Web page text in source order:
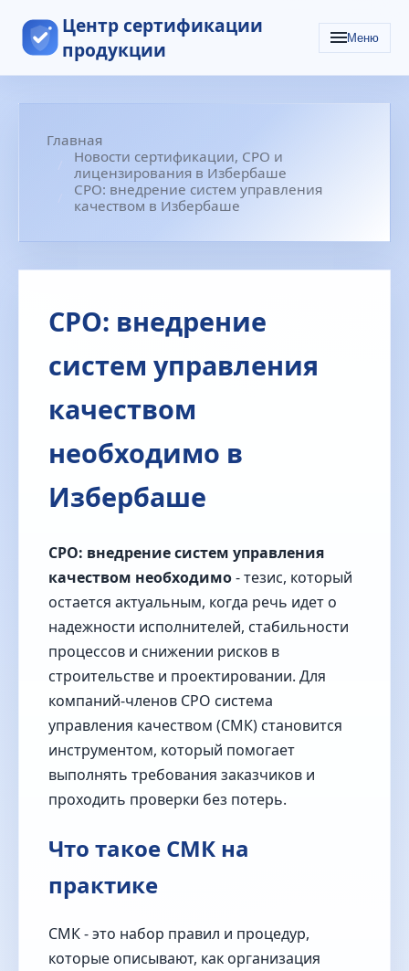
Центр сертификации
продукции
Меню
Главная
Новости сертификации, СРО и
лицензирования в Избербаше
СРО: внедрение систем управления
качеством в Избербаше
СРО: внедрение
систем управления
качеством
необходимо в
Избербаше
СРО: внедрение систем управления
качеством необходимо- тезис, который
остается актуальным, когда речь идет о
надежности исполнителей, стабильности
процессов и снижении рисков в
строительстве и проектировании. Для
компаний‑членов СРО система
управления качеством (СМК) становится
инструментом, который помогает
выполнять требования заказчиков и
проходить проверки без потерь.
Что такое СМК на
практике
СМК - это набор правил и процедур,
которые описывают, как организация